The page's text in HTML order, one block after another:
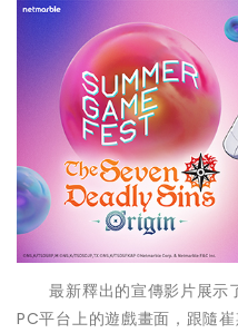
最新釋出的宣傳影片展示
PC平台上的遊戲畫面，跟隨